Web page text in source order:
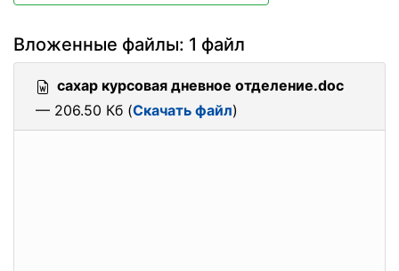
Вложенные файлы: 1 файл
сахар курсовая дневное отделение.doc
— 206.50 Кб (Скачать файл)